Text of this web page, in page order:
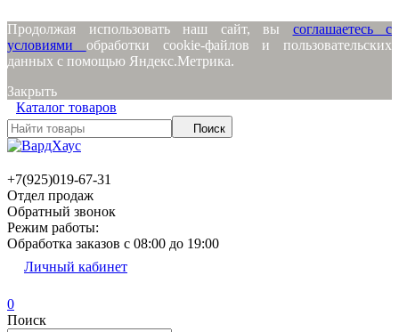
Продолжая использовать наш сайт, вы соглашаетесь с
условиями обработки cookie-файлов и пользовательских
данных с помощью Яндекс.Метрика.
Закрыть
Каталог товаров
Поиск
+7(925)019-67-31
Отдел продаж
Обратный звонок
Режим работы:
Обработка заказов с 08:00 до 19:00
Личный кабинет
0
Поиск